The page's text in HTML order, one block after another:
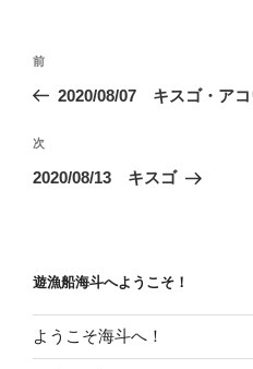
投
ビ
ゲ
ン
前
の
稿
前
2020/08/07 キスゴ・アコ
次
の
次
2020/08/13 キスゴ
遊漁船海斗へようこそ！
ようこそ海斗へ！